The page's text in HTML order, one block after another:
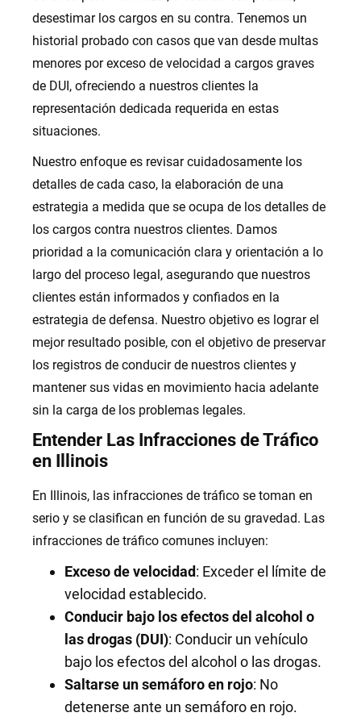
desestimar los cargos en su contra. Tenemos un
historial probado con casos que van desde multas
menores por exceso de velocidad a cargos graves
de DUI, ofreciendo a nuestros clientes la
representación dedicada requerida en estas
situaciones.
Nuestro enfoque es revisar cuidadosamente los
detalles de cada caso, la elaboración de una
estrategia a medida que se ocupa de los detalles de
los cargos contra nuestros clientes. Damos
prioridad a la comunicación clara y orientación a lo
largo del proceso legal, asegurando que nuestros
clientes están informados y confiados en la
estrategia de defensa. Nuestro objetivo es lograr el
mejor resultado posible, con el objetivo de preservar
los registros de conducir de nuestros clientes y
mantener sus vidas en movimiento hacia adelante
sin la carga de los problemas legales.
Entender Las Infracciones de Tráfico
en Illinois
En Illinois, las infracciones de tráfico se toman en
serio y se clasifican en función de su gravedad. Las
infracciones de tráfico comunes incluyen:
Exceso de velocidad: Exceder el límite de
velocidad establecido.
Conducir bajo los efectos del alcohol o
las drogas (DUI): Conducir un vehículo
bajo los efectos del alcohol o las drogas.
Saltarse un semáforo en rojo: No
detenerse ante un semáforo en rojo.